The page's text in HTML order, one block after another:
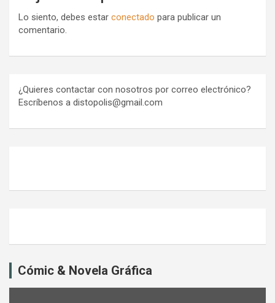
Lo siento, debes estar conectado para publicar un
comentario.
¿Quieres contactar con nosotros por correo electrónico?
Escríbenos a distopolis@gmail.com
Cómic & Novela Gráfica